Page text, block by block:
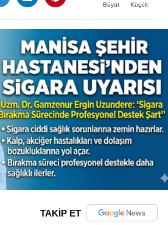
Büyüt Küçült
TAKİP ET